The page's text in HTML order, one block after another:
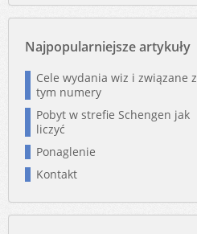
Najpopularniejsze artykuły
Cele wydania wiz i związane z
tym numery
Pobyt w strefie Schengen jak
liczyć
Ponaglenie
Kontakt